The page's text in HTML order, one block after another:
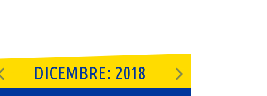
DICEMBRE: 2018